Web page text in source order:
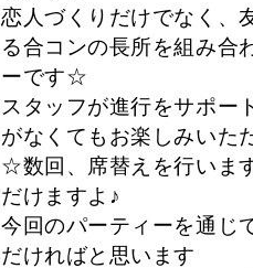
恋人づくりだけでなく、
る合コンの長所を組み合
ーです☆
スタッフが進行をサポー
がなくてもお楽しみいた
☆数回、席替えを行いま
だけますよ♪
今回のパーティーを通じ
だければと思います